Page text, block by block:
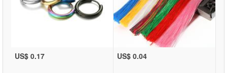
US$ 0.17 US$ 0.04